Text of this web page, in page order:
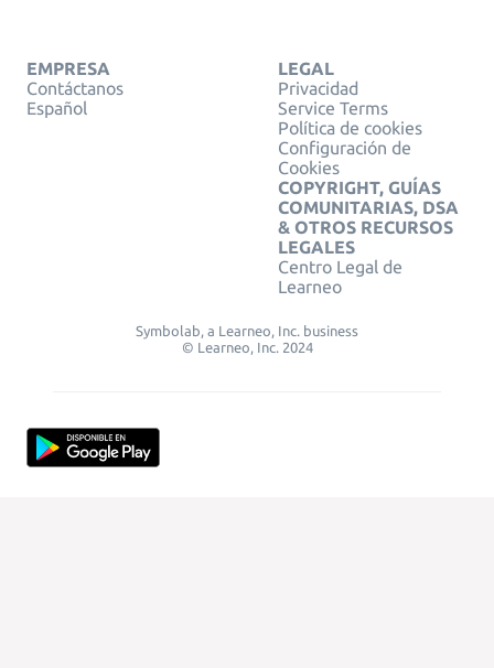
EMPRESA
Contáctanos
Español
LEGAL
Privacidad
Service Terms
Política de cookies
Configuración de
Cookies
COPYRIGHT, GUÍAS
COMUNITARIAS, DSA
& OTROS RECURSOS
LEGALES
Centro Legal de
Learneo
Symbolab, a Learneo, Inc. business
© Learneo, Inc. 2024